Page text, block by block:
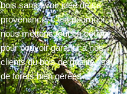
bois sans avoir idée de sa
provenance, c’est pourquoi
nous mettons tout en oeuvre
pour pouvoir garantir à nos
clients du bois de qualité, issu
de forêts bien gérées